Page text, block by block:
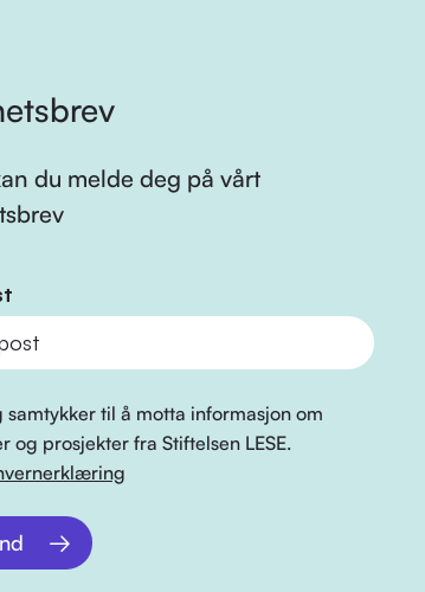
du melde deg på vårt
samtykker til å motta informasjon om
og prosjekter fra Stiftelsen LESE.